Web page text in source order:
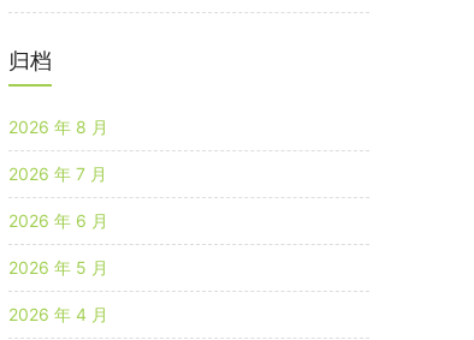
归档
2026 年 8 月
2026 年 7 月
2026 年 6 月
2026 年 5 月
2026 年 4 月